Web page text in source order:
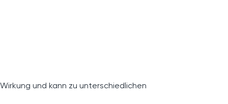
und kann zu unterschiedlichen